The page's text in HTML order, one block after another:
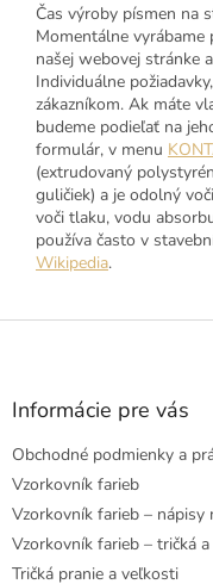
Čas výroby písmen na
Momentálne vyrábame
našej webovej stránke
Individuálne
zákazníkom. Ak máte
budeme podieľať na
formulár, v menu
(extrudovaný
guličiek) a je odolný
voči tlaku, vodu
používa často v
Wikipedia.
Z
Informácie pre vás
Obchodné podmienky a
Vzorkovník farieb
Vzorkovník farieb – nápisy
Vzorkovník farieb – tričká
Tričká pranie a veľkosti